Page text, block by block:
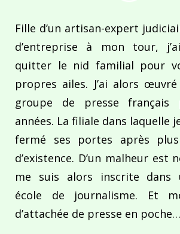
Fille d’un artisan-expert
d’entreprise à mon tour,
quitter le nid familial pour
propres ailes. J’ai alors
groupe de presse français
années. La filiale dans laquelle
fermé ses portes après
d’existence. D’un malheur est
me suis alors inscrite dans
école de journalisme. Et
d’attachée de presse en